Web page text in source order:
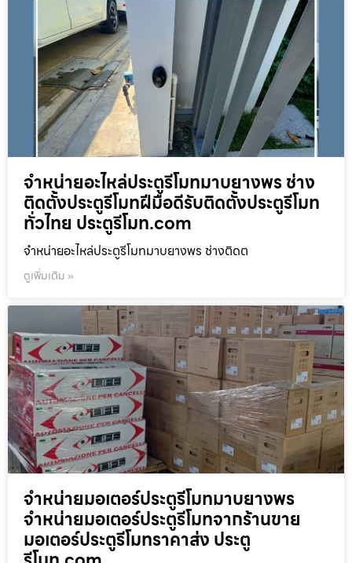
จำหน่ายอะไหล่ประตูรีโมทมาบยางพร ช่าง
ติดตั้งประตูรีโมทฝีมือดีรับติดตั้งประตูรีโมท
ทั่วไทย ประตูรีโมท.com
จำหน่ายอะไหล่ประตูรีโมทมาบยางพร ช่างติดต
ดูเพิ่มเติม »
จำหน่ายมอเตอร์ประตูรีโมทมาบยางพร
จำหน่ายมอเตอร์ประตูรีโมทจากร้านขาย
มอเตอร์ประตูรีโมทราคาส่ง ประตู